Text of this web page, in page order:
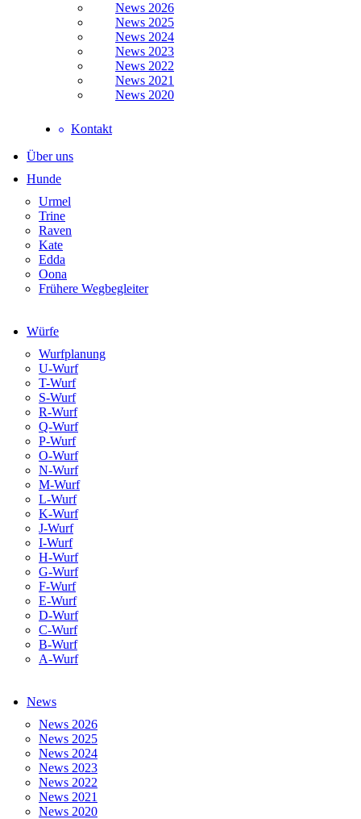
News 2026
News 2025
News 2024
News 2023
News 2022
News 2021
News 2020
Kontakt
Über uns
Hunde
Urmel
Trine
Raven
Kate
Edda
Oona
Frühere Wegbegleiter
Würfe
Wurfplanung
U-Wurf
T-Wurf
S-Wurf
R-Wurf
Q-Wurf
P-Wurf
O-Wurf
N-Wurf
M-Wurf
L-Wurf
K-Wurf
J-Wurf
I-Wurf
H-Wurf
G-Wurf
F-Wurf
E-Wurf
D-Wurf
C-Wurf
B-Wurf
A-Wurf
News
News 2026
News 2025
News 2024
News 2023
News 2022
News 2021
News 2020